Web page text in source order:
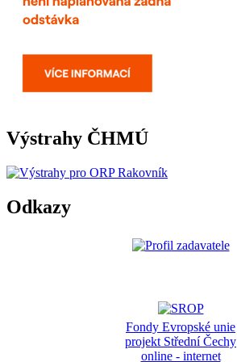
Výstrahy ČHMÚ
Odkazy
Fondy Evropské unie
projekt Střední Čechy
online - internet